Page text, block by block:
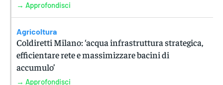
→ Approfondisci
Agricoltura
Coldiretti Milano: ‘acqua infrastruttura strategica,
efficientare rete e massimizzare bacini di
accumulo’
→ Approfondisci